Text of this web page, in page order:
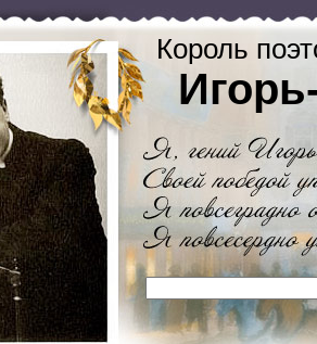
Король